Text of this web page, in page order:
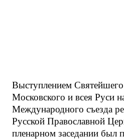
Выступлением
Московского и всея Руси
Международного съезда
Русской Православной
пленарном заседании был